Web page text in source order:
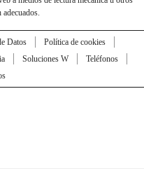
Datos
Política de cookies
Soluciones W
Teléfonos